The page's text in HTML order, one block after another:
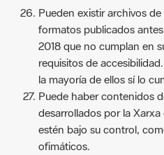
Pueden existir archivos
formatos publicados
2018 que no cumplan en
requisitos de
la mayoría de ellos sí lo
Puede haber contenidos
desarrollados por la
estén bajo su control,
ofimáticos.